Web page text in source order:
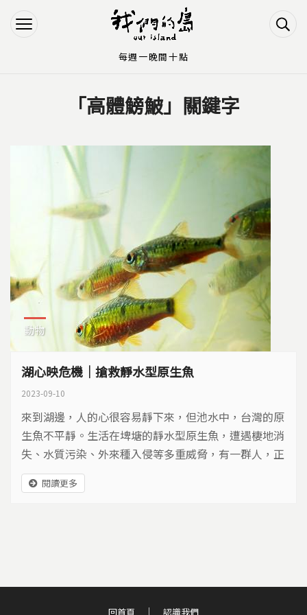
Jump to Navigation
Jump to Main content
「高體鰟鮍」關鍵字
動物
湖心映危機｜搶救靜水型原生魚
2023-09-10
來到湖邊，人的心很容易靜下來，但池水中，台灣的原
生魚不平靜。生活在埤塘的靜水型原生魚，遭遇棲地消
失、水質污染、外來種入侵等多重威脅，有一群人，正
在用自己的力量，搶救生活在埤塘的台灣原生魚。
閱讀更多
回首頁 認識我們
每週一晚間十點